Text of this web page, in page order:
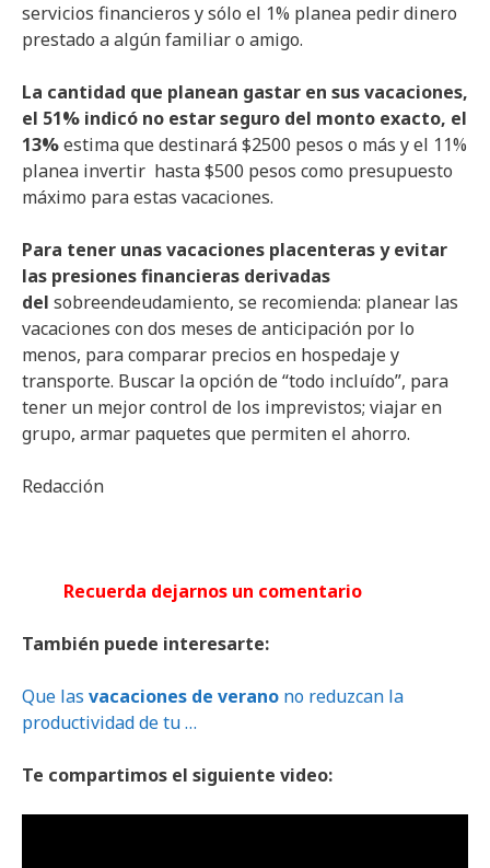
servicios financieros y sólo el 1% planea pedir dinero
prestado a algún familiar o amigo.
La cantidad que planean gastar en sus vacaciones,
el 51% indicó no estar seguro del monto exacto, el
13%estima que destinará $2500 pesos o más y el 11%
planea invertir hasta $500 pesos como presupuesto
máximo para estas vacaciones.
Para tener unas vacaciones placenteras y evitar
las presiones financieras derivadas
del sobreendeudamiento, se recomienda: planear las
vacaciones con dos meses de anticipación por lo
menos, para comparar precios en hospedaje y
transporte. Buscar la opción de “todo incluído”, para
tener un mejor control de los imprevistos; viajar en
grupo, armar paquetes que permiten el ahorro.
Redacción
Recuerda dejarnos un comentario
También puede interesarte:
Que las vacaciones de verano no reduzcan la
productividad de tu …
Te compartimos el siguiente video: